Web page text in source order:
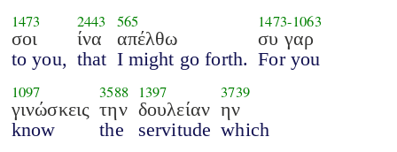
1473
σοι
to you,
2443
ίνα
that
565
απέλθω
I might go forth.
1473-1063
συ γαρ
For you
1097
γινώσκεις
know
3588
την
the
1397
δουλείαν
servitude
3739
ην
which